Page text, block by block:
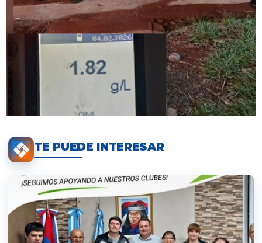
TE PUEDE INTERESAR